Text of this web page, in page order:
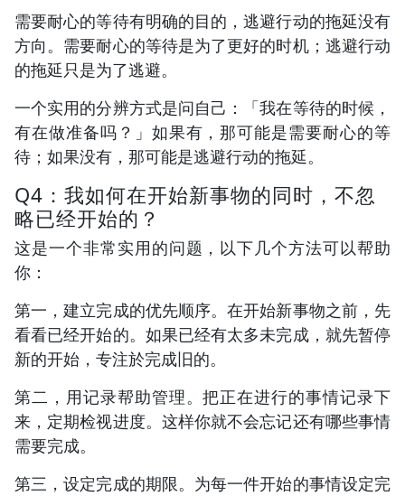
需要耐心的等待有明确的目的，逃避行动的拖延没有
方向。需要耐心的等待是为了更好的时机；逃避行动
的拖延只是为了逃避。
一个实用的分辨方式是问自己：「我在等待的时候，
有在做准备吗？」如果有，那可能是需要耐心的等
待；如果没有，那可能是逃避行动的拖延。
Q4：我如何在开始新事物的同时，不忽
略已经开始的？
这是一个非常实用的问题，以下几个方法可以帮助
你：
第一，建立完成的优先顺序。在开始新事物之前，先
看看已经开始的。如果已经有太多未完成，就先暂停
新的开始，专注於完成旧的。
第二，用记录帮助管理。把正在进行的事情记录下
来，定期检视进度。这样你就不会忘记还有哪些事情
需要完成。
第三，设定完成的期限。为每一件开始的事情设定完